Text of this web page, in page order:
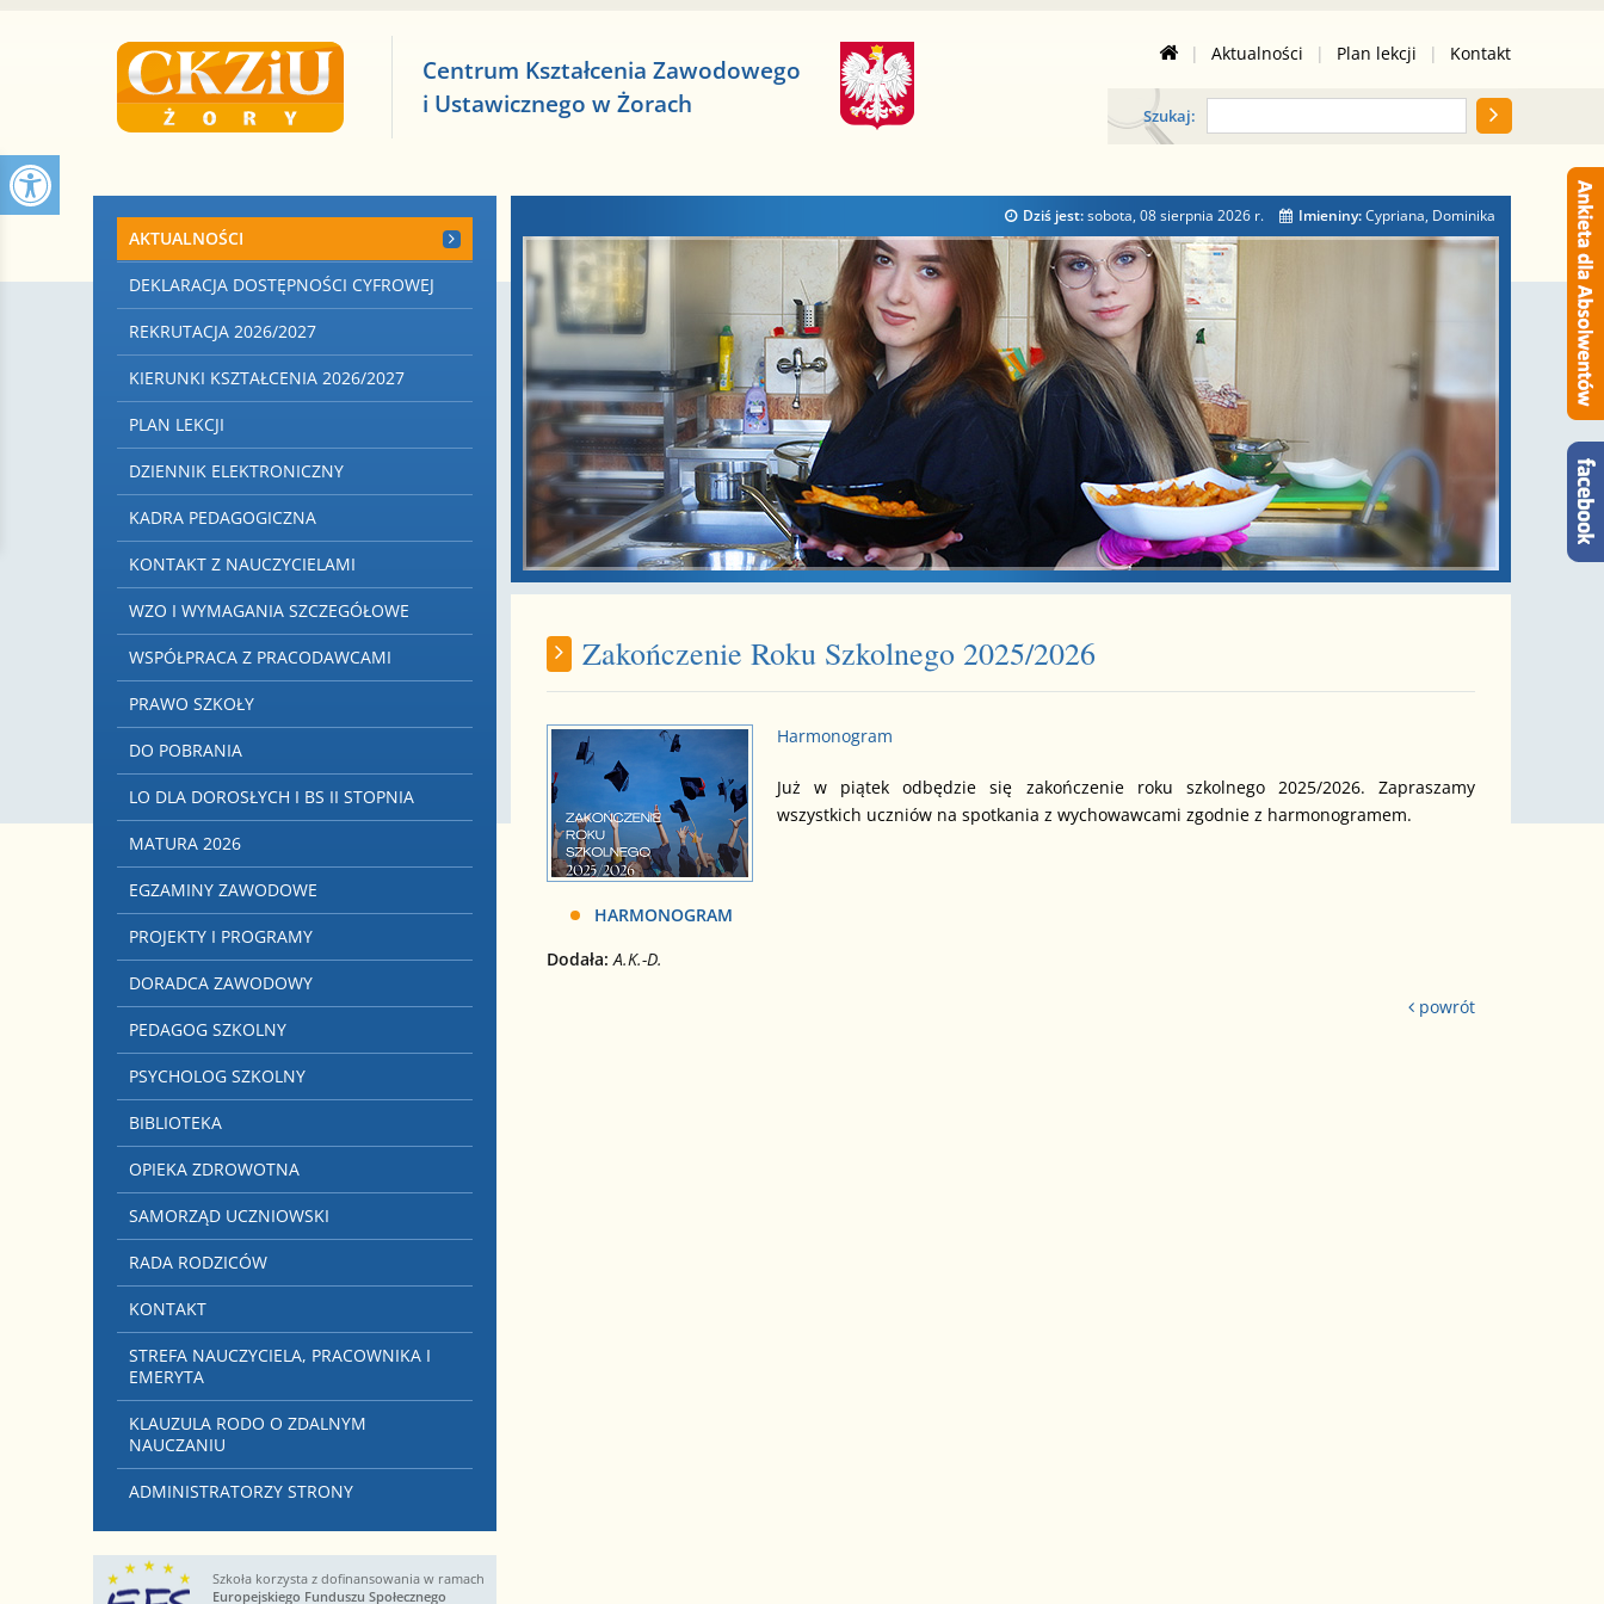
Centrum Kształcenia Zawodowego
i Ustawicznego w Żorach
| Aktualności | Plan lekcji | Kontakt
Szukaj:
AKTUALNOŚCI
DEKLARACJA DOSTĘPNOŚCI CYFROWEJ
REKRUTACJA 2026/2027
KIERUNKI KSZTAŁCENIA 2026/2027
PLAN LEKCJI
DZIENNIK ELEKTRONICZNY
KADRA PEDAGOGICZNA
KONTAKT Z NAUCZYCIELAMI
WZO I WYMAGANIA SZCZEGÓŁOWE
WSPÓŁPRACA Z PRACODAWCAMI
PRAWO SZKOŁY
DO POBRANIA
LO DLA DOROSŁYCH I BS II STOPNIA
MATURA 2026
EGZAMINY ZAWODOWE
PROJEKTY I PROGRAMY
DORADCA ZAWODOWY
PEDAGOG SZKOLNY
PSYCHOLOG SZKOLNY
BIBLIOTEKA
OPIEKA ZDROWOTNA
SAMORZĄD UCZNIOWSKI
RADA RODZICÓW
KONTAKT
STREFA NAUCZYCIELA, PRACOWNIKA I
EMERYTA
KLAUZULA RODO O ZDALNYM
NAUCZANIU
ADMINISTRATORZY STRONY
Szkoła korzysta z dofinansowania w ramach
Europejskiego Funduszu Społecznego
Dziś jest:sobota, 08 sierpnia 2026 r. Imieniny:Cypriana, Dominika
Zakończenie Roku Szkolnego 2025/2026
Harmonogram
Już w piątek odbędzie się zakończenie roku szkolnego 2025/2026. Zapraszamy
wszystkich uczniów na spotkania z wychowawcami zgodnie z harmonogramem.
HARMONOGRAM
​Dodała:A.K.-D.
powrót